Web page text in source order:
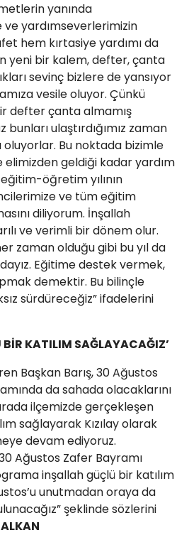
yanında
yardımseverlerimizin
hem kırtasiye yardımı da
yeni bir kalem, defter, çanta
sevinç bizlere de yansıyor
vesile oluyor. Çünkü
defter çanta almamış
ulaştırdığımız zaman
Bu noktada bizimle
geldiği kadar yardım
öğretim yılının
ve tüm eğitim
diliyorum. İnşallah
ve verimli bir dönem olur.
zaman olduğu gibi bu yıl da
Eğitime destek vermek,
demektir. Bu bilinçle
sürdüreceğiz” ifadelerini
KATILIM SAĞLAYACAĞIZ’
Başkan Barış, 30 Ağustos
da sahada olacaklarını
ilçemizde gerçekleşen
sağlayarak Kızılay olarak
devam ediyoruz.
Ağustos Zafer Bayramı
inşallah güçlü bir katılım
unutmadan oraya da
şeklinde sözlerini